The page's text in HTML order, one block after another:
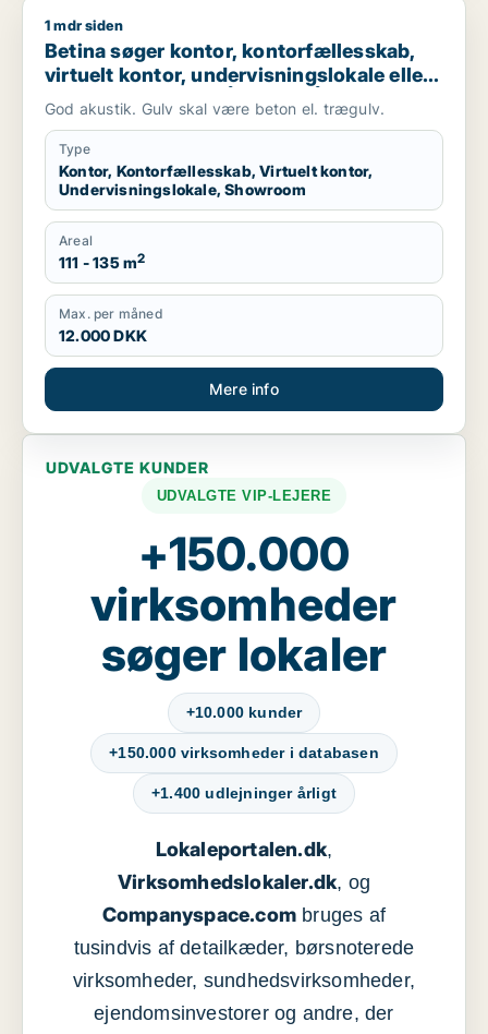
Betina søger kontor, kontorfællesskab, virtuelt kontor,
1 mdr siden
Betina søger kontor, kontorfællesskab,
virtuelt kontor, undervisningslokale eller
showroom til leje i Århus N, Århus V eller
God akustik. Gulv skal være beton el. trægulv.
Type
Kontor, Kontorfællesskab, Virtuelt kontor,
Undervisningslokale, Showroom
Areal
111 - 135 m2
Max. per måned
12.000 DKK
Mere info
UDVALGTE KUNDER
UDVALGTE VIP-LEJERE
+150.000
virksomheder
søger lokaler
+10.000 kunder
+150.000 virksomheder i databasen
+1.400 udlejninger årligt
Lokaleportalen.dk,
Virksomhedslokaler.dk, og
Companyspace.com bruges af
tusindvis af detailkæder, børsnoterede
virksomheder, sundhedsvirksomheder,
ejendomsinvestorer og andre, der